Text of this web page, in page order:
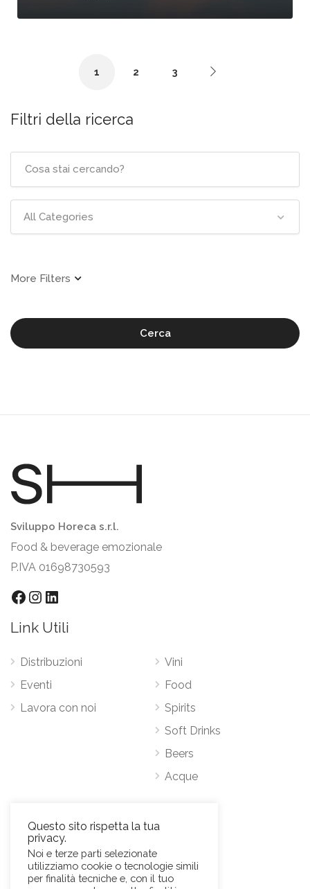
1 2 3
Filtri della ricerca
All Categories
Cerca
Sviluppo Horeca s.r.l.
Food & beverage emozionale
P.IVA 01698730593
Link Utili
Distribuzioni
Eventi
Lavora con noi
Vini
Food
Spirits
Soft Drinks
Beers
Acque
Via Antonio Pacinotti 63, 00146 Roma
Mob.+39 3384389569
Questo sito rispetta la tua
privacy.
Noi e terze parti selezionate
utilizziamo cookie o tecnologie simili
per finalità tecniche e, con il tuo